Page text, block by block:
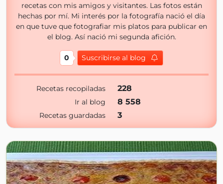
recetas con mis amigos y visitantes. Las fotos están
hechas por mí. Mi interés por la fotografía nació el día
en que tuve que fotografiar mis platos para publicar en
el blog. Así nació mi segunda afición.
0 Suscribirse al blog
Recetas recopiladas 228
Ir al blog 8 558
Recetas guardadas 3